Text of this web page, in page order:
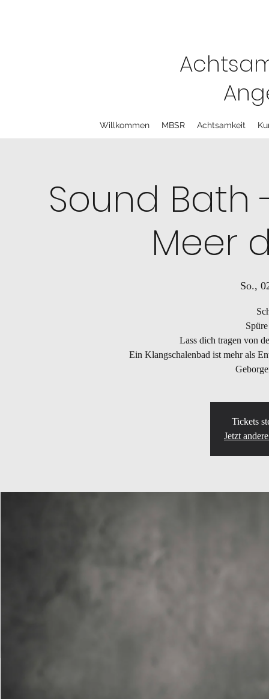
Willkommen MBSR Achtsamkeit
Sound Bath
Meer
So.,
Lass dich tragen von
Ein Klangschalenbad ist mehr als
Tickets
Jetzt